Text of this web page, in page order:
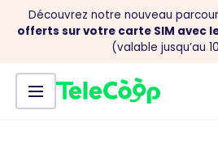
Découvrez notre nouveau
offerts sur votre carte SIM avec le
(valable jusqu’au
Aller au contenu
Menu